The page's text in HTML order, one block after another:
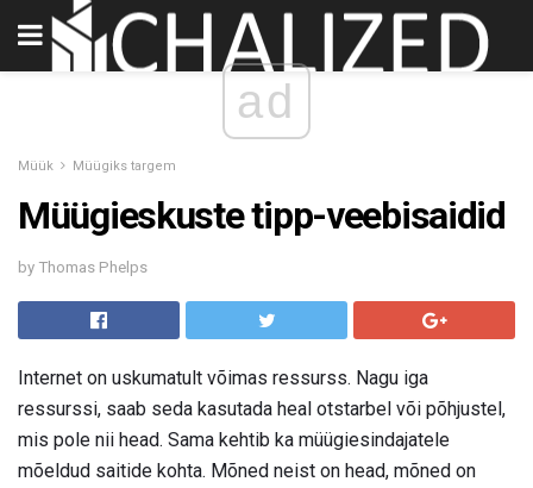
ad
Müük Müügiks targem
Müügieskuste tipp-veebisaidid
by Thomas Phelps
Internet on uskumatult võimas ressurss. Nagu iga
ressurssi, saab seda kasutada heal otstarbel või põhjustel,
mis pole nii head. Sama kehtib ka müügiesindajatele
mõeldud saitide kohta. Mõned neist on head, mõned on